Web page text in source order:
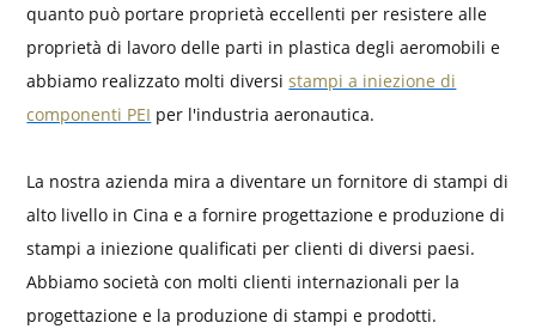
quanto può portare proprietà eccellenti per resistere alle
proprietà di lavoro delle parti in plastica degli aeromobili e
abbiamo realizzato molti diversistampi a iniezione di
componenti PEI per l'industria aeronautica.
La nostra azienda mira a diventare un fornitore di stampi di
alto livello in Cina e a fornire progettazione e produzione di
stampi a iniezione qualificati per clienti di diversi paesi.
Abbiamo società con molti clienti internazionali per la
progettazione e la produzione di stampi e prodotti.